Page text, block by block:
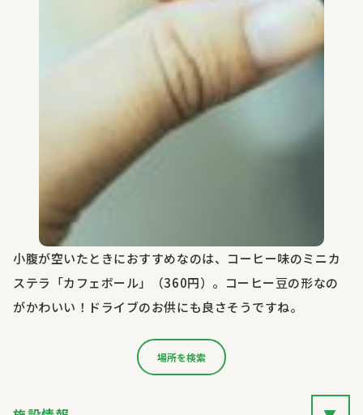
小腹が空いたときにおすすめなのは、コーヒー味のミニカ
ステラ「カフェボール」（360円）。コーヒー豆の形なの
がかわいい！ドライブのお供にも良さそうですね。
場所を検索